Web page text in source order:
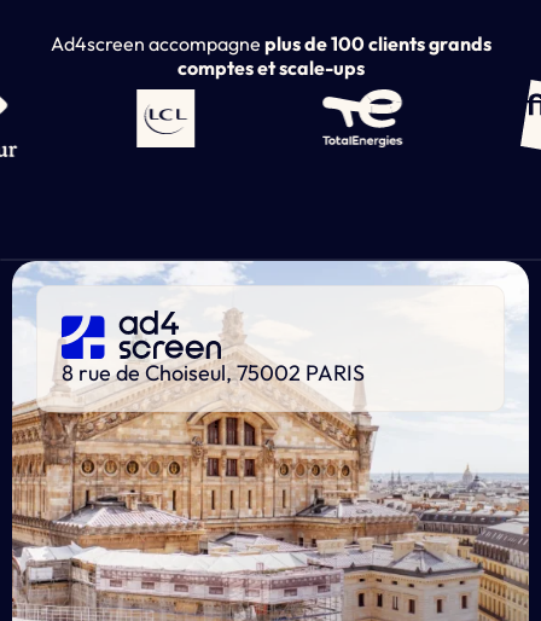
Ad4screen accompagne plus de 100 clients grands
comptes et scale-ups
8 rue de Choiseul, 75002 PARIS